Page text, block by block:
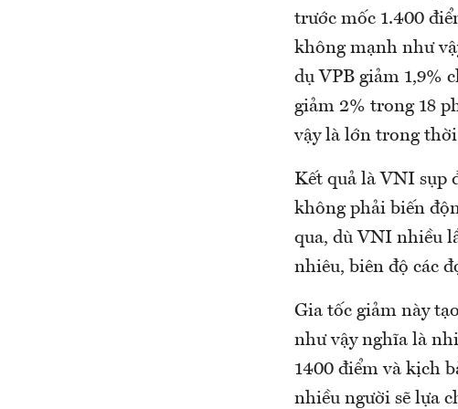
trước mốc 1.400
không mạnh như
dụ VPB giảm 1,9%
giảm 2% trong 18
vậy là lớn trong
Kết quả là VNI sụp
không phải biến
qua, dù VNI nhiều
nhiêu, biên độ các
Gia tốc giảm này
như vậy nghĩa là
1400 điểm và kịch
nhiều người sẽ lựa